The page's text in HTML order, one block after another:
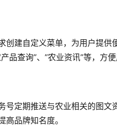
创建自定义菜单，为用户提
品查询”、”农业资讯”等，方
号定期推送与农业相关的图
高品牌知名度。